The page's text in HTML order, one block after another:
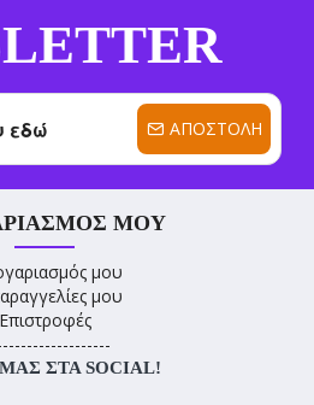
ΑΠΟΣΤΟΛΉ
ΜΟΥ
μου
μου
Επιστροφές
ΣΤΑ SOCIAL!